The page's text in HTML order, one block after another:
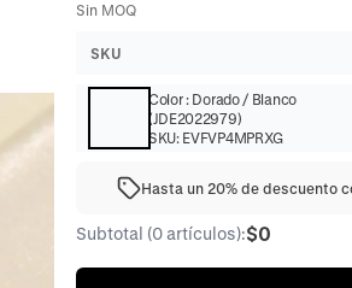
Sin MOQ
SKU
Color: Dorado / Blanco
(JDE2022979)
SKU: EVFVP4MPRXG
Hasta un 20% de descuento
Subtotal (0 artículos):$0